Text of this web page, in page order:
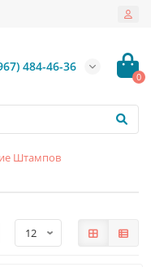
484-46-36
0
Штампов